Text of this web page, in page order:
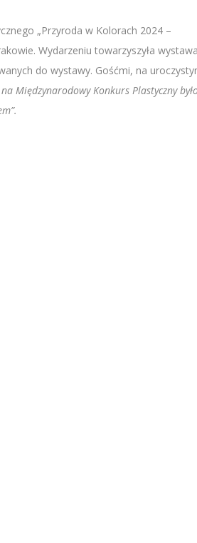
„Przyroda w Kolorach 2024 –
Wydarzeniu towarzyszyła wystawa
do wystawy. Gośćmi, na
Międzynarodowy Konkurs Plastyczny było